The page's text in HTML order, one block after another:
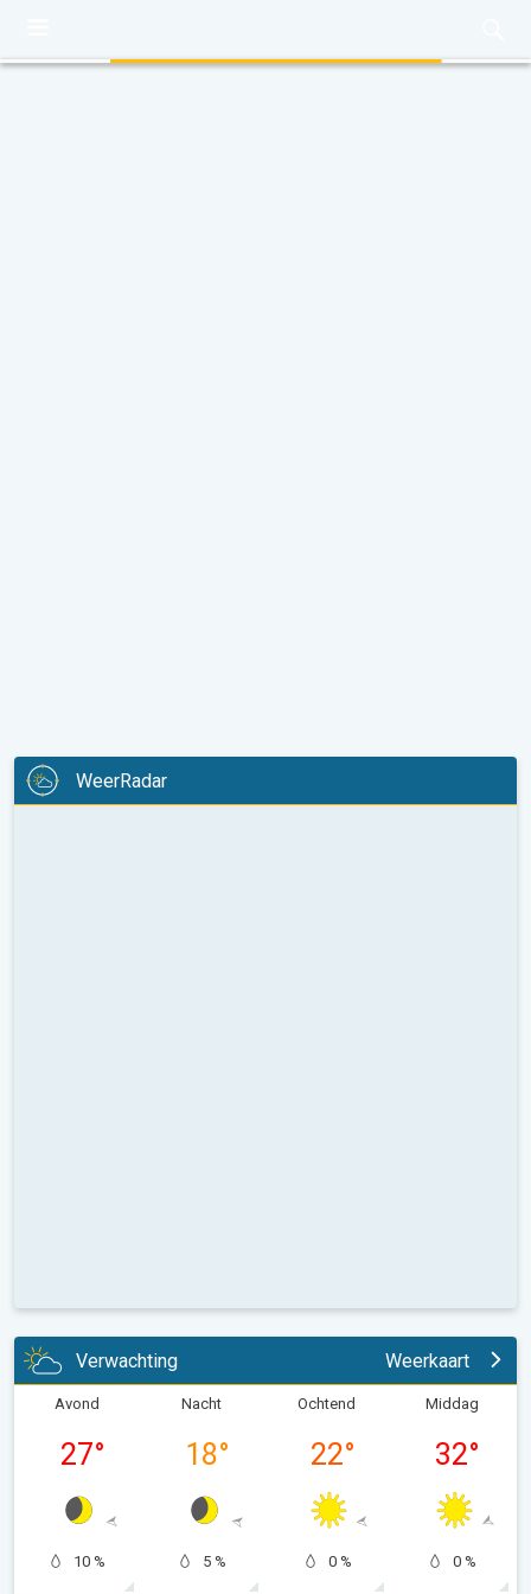
WeerRadar
Verwachting Weerkaart
Avond
27°
10 %
Nacht
18°
5 %
Ochtend
22°
0 %
Middag
32°
0 %